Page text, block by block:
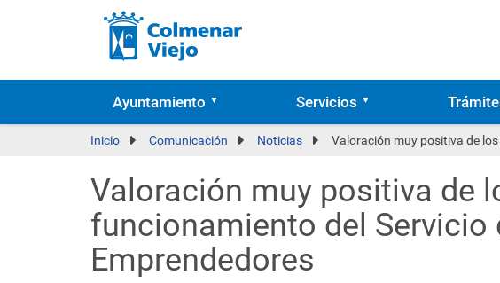
Ayuntamiento Servicios
Inicio Comunicación Noticias Valoración muy positiva de
Valoración muy positiva de
funcionamiento del
Emprendedores